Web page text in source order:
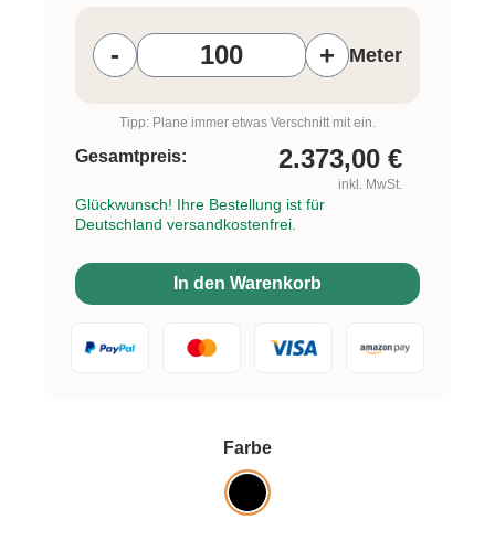
Farbeauswählen
- + Meter
Tipp: Plane immer etwas Verschnitt mit ein.
Gesamtpreis: 2.373,00 €
inkl. MwSt.
Glückwunsch! Ihre Bestellung ist für
Deutschland versandkostenfrei.
In den Warenkorb